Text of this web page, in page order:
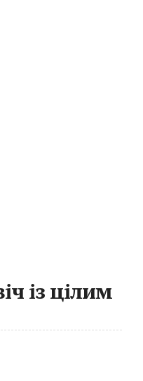
із цілим